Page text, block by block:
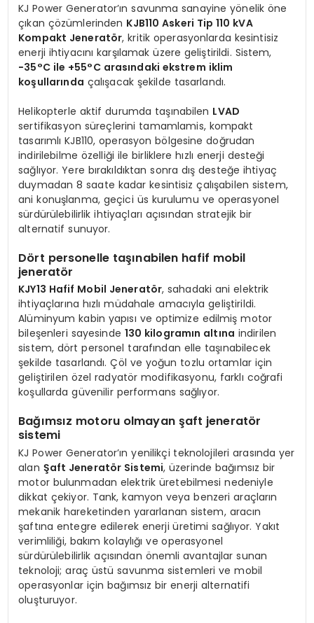
KJ Power Generator’ın savunma sanayine yönelik öne
çıkan çözümlerinden KJB110 Askeri Tip 110 kVA
Kompakt Jeneratör, kritik operasyonlarda kesintisiz
enerji ihtiyacını karşılamak üzere geliştirildi. Sistem,
−35°C ile +55°C arasındaki ekstrem iklim
koşullarında çalışacak şekilde tasarlandı.
Helikopterle aktif durumda taşınabilen LVAD
sertifikasyon süreçlerini tamamlamis, kompakt
tasarımlı KJB110, operasyon bölgesine doğrudan
indirilebilme özelliği ile birliklere hızlı enerji desteği
sağlıyor. Yere bırakıldıktan sonra dış desteğe ihtiyaç
duymadan 8 saate kadar kesintisiz çalışabilen sistem,
ani konuşlanma, geçici üs kurulumu ve operasyonel
sürdürülebilirlik ihtiyaçları açısından stratejik bir
alternatif sunuyor.
Dört personelle taşınabilen hafif mobil
jeneratör
KJY13 Hafif Mobil Jeneratör, sahadaki ani elektrik
ihtiyaçlarına hızlı müdahale amacıyla geliştirildi.
Alüminyum kabin yapısı ve optimize edilmiş motor
bileşenleri sayesinde 130 kilogramın altına indirilen
sistem, dört personel tarafından elle taşınabilecek
şekilde tasarlandı. Çöl ve yoğun tozlu ortamlar için
geliştirilen özel radyatör modifikasyonu, farklı coğrafi
koşullarda güvenilir performans sağlıyor.
Bağımsız motoru olmayan şaft jeneratör
sistemi
KJ Power Generator’ın yenilikçi teknolojileri arasında yer
alan Şaft Jeneratör Sistemi, üzerinde bağımsız bir
motor bulunmadan elektrik üretebilmesi nedeniyle
dikkat çekiyor. Tank, kamyon veya benzeri araçların
mekanik hareketinden yararlanan sistem, aracın
şaftına entegre edilerek enerji üretimi sağlıyor. Yakıt
verimliliği, bakım kolaylığı ve operasyonel
sürdürülebilirlik açısından önemli avantajlar sunan
teknoloji; araç üstü savunma sistemleri ve mobil
operasyonlar için bağımsız bir enerji alternatifi
oluşturuyor.